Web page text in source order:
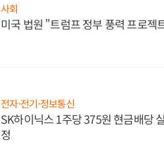
사회
미국 법원 "트럼프 정부 풍력 프로젝
전자·전기·정보통신
SK하이닉스 1주당 375원 현금배당
정